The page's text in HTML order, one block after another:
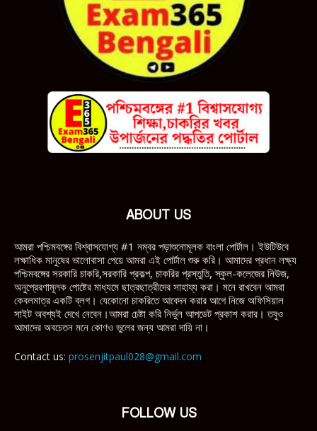
ABOUT US
আমরা পশ্চিমবঙ্গের বিশ্বাসযোগ্য #1 নম্বর পড়াশুনোমূলক বাংলা পোর্টাল। ইউটিউবে
লক্ষাধিক মানুষের ভালোবাসা পেয়ে আমরা এই পোর্টাল শুরু করি। আমাদের প্রধান লক্ষ্য
পশ্চিমবঙ্গের সরকারি চাকরি,সরকারি প্রকল্প, চাকরির প্রস্তুতি, স্কুল-কলেজের নিউজ,
অনুপ্রেরণামূলক পোষ্টের মাধ্যমে ছাত্রছাত্রীদের সাহায্য করা। মনে রাখবেন আমরা
কেবলমাত্র একটি ব্লগ। যেকোনো চাকরিতে আবেদন করার আগে নিজে অফিসিয়াল
সাইট অবশ্যই দেখে নেবেন।আমরা চেষ্টা করি নির্ভুল আপডেট প্রকাশ করার। তবুও
আমাদের অবচেতন মনে কোণও ভুলের জন্য আমরা দায়ি না।
Contact us: prosenjitpaul028@gmail.com
FOLLOW US